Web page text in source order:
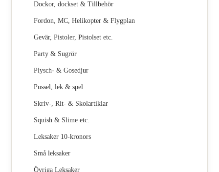
Dockor, dockset & Tillbehör
Fordon, MC, Helikopter & Flygplan
Gevär, Pistoler, Pistolset etc.
Party & Sugrör
Plysch- & Gosedjur
Pussel, lek & spel
Skriv-, Rit- & Skolartiklar
Squish & Slime etc.
Leksaker 10-kronors
Små leksaker
Övriga Leksaker